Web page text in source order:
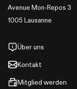
Avenue Mon-Repos 3
1005 Lausanne
Über uns
Kontakt
Mitglied werden